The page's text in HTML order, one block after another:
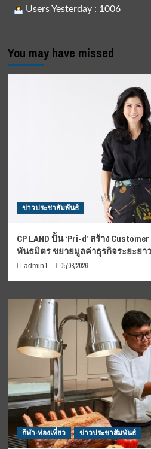
Users Yesterday : 1006
You may have missed
ข่าวประชาสัมพันธ์
CP LAND ปั้น ‘Pri-d’ สร้าง
พันธมิตร ขยายมูลค่าธุรกิจระยะยาว
admin1 05/08/2026
กีฬา-ท่องเที่ยว ข่าวประชาสัมพันธ์